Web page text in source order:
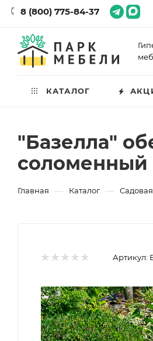
8 (800) 775-84-37
КАТАЛОГ
"Базелла"
соломенный
Главная — Каталог —
Артикул: